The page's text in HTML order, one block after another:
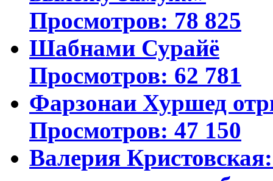
Просмотров: 78 825
Шабнами Сурайё
Просмотров: 62 781
Фарзонаи Хуршед
Просмотров: 47 150
Валерия